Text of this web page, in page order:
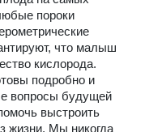
пороки
что малыш
кислорода.
подробно и
вопросы будущей
выстроить
жизни. Мы никогда